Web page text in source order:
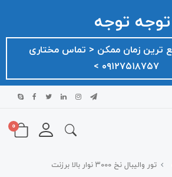
توجه توجه
ترین زمان ممکن ‌< تماس مختاری
۰۹۱۲۷۵۱۸۷۵۷ >
0
تور واليبال نخ ۳۰۰۰ نوار بالا برزنت